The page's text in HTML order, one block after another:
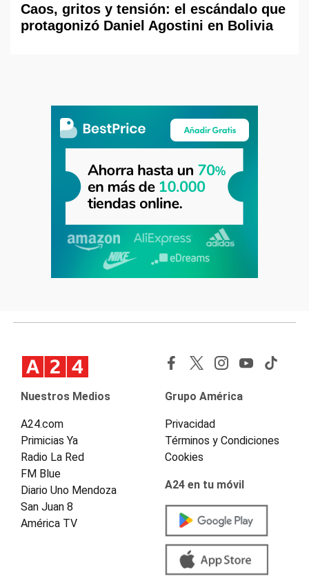
Caos, gritos y tensión: el escándalo que
protagonizó Daniel Agostini en Bolivia
Nuestros Medios
A24.com
Primicias Ya
Radio La Red
FM Blue
Diario Uno Mendoza
San Juan 8
América TV
Grupo América
Privacidad
Términos y Condiciones
Cookies
A24 en tu móvil